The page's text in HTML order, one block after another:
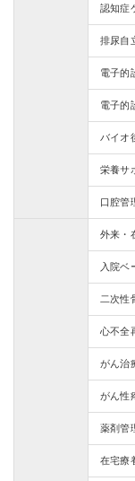
認知症
排尿自
電子的
電子的
バイオ
栄養サ
口腔管
外来・
入院
二次性
心不全
がん治
がん性
薬剤管
在宅療